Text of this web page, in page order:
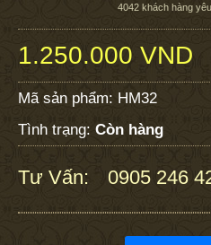
4042 khách hàng
1.250.000 VND
Mã sản phẩm: HM32
Tình trạng: Còn hàng
Tư Vấn: 0905 246